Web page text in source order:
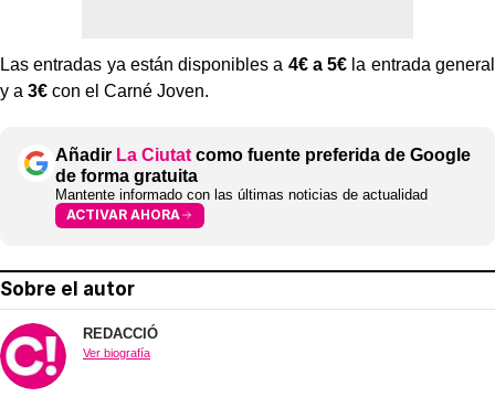
Las entradas ya están disponibles a 4€ a 5€ la entrada general
y a 3€ con el Carné Joven.
Añadir La Ciutat como fuente preferida de Google
de forma gratuita
Mantente informado con las últimas noticias de actualidad
ACTIVAR AHORA
Sobre el autor
REDACCIÓ
Ver biografía